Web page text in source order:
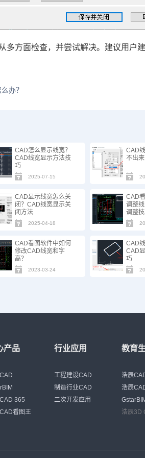
多方面检查，并尝试解决。建议用户
办？
CAD怎么显示线宽？
CAD线宽显示方法技
巧
2025-07-15
CAD
不出来
CAD显示线宽怎么关
闭？CAD线宽显示关
闭方法
2025-04-18
CAD
调整
调整
CAD看图软件中如何
修改CAD线宽和字
高？
2023-03-24
CAD
CAD
巧
产品
365
看图王
行业应用
工程建设CAD
制造行业CAD
二次开发应用
教育
浩辰
浩辰
浩辰3D